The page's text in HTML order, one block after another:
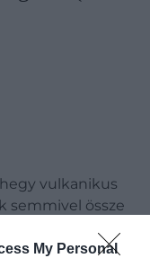
My Personal
vulkanikus
semmivel össze
a csendes
Elég, ha